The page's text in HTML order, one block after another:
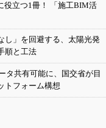
役立つ1冊！ 「施工BIM活
し」を回避する、太陽光発
順と工法
タ共有可能に、国交省が目
トフォーム構想